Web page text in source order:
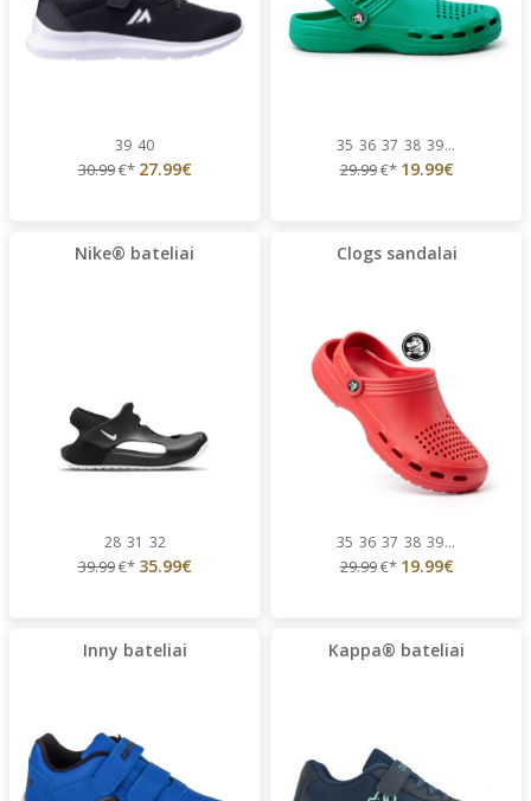
39 40
30.99€* 27.99€
35 36 37 38 39...
29.99€* 19.99€
Nike® bateliai
28 31 32
39.99€* 35.99€
Clogs sandalai
35 36 37 38 39...
29.99€* 19.99€
Inny bateliai Kappa® bateliai